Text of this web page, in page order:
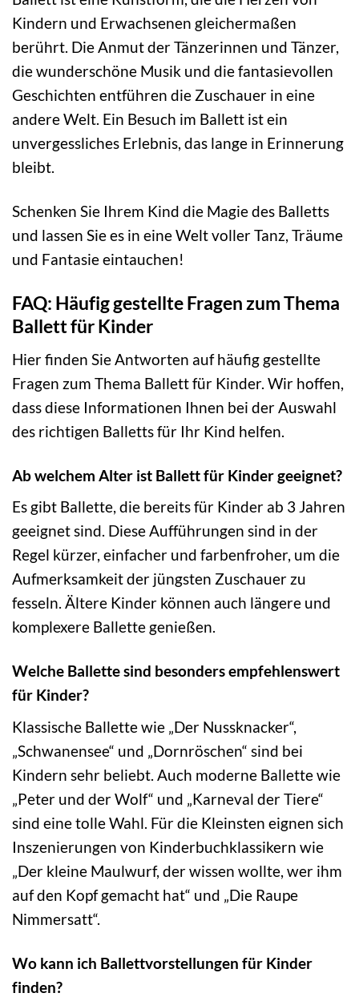
Kindern und Erwachsenen gleichermaßen
berührt. Die Anmut der Tänzerinnen und Tänzer,
die wunderschöne Musik und die fantasievollen
Geschichten entführen die Zuschauer in eine
andere Welt. Ein Besuch im Ballett ist ein
unvergessliches Erlebnis, das lange in Erinnerung
bleibt.
Schenken Sie Ihrem Kind die Magie des Balletts
und lassen Sie es in eine Welt voller Tanz, Träume
und Fantasie eintauchen!
FAQ: Häufig gestellte Fragen zum Thema
Ballett für Kinder
Hier finden Sie Antworten auf häufig gestellte
Fragen zum Thema Ballett für Kinder. Wir hoffen,
dass diese Informationen Ihnen bei der Auswahl
des richtigen Balletts für Ihr Kind helfen.
Ab welchem Alter ist Ballett für Kinder geeignet?
Es gibt Ballette, die bereits für Kinder ab 3 Jahren
geeignet sind. Diese Aufführungen sind in der
Regel kürzer, einfacher und farbenfroher, um die
Aufmerksamkeit der jüngsten Zuschauer zu
fesseln. Ältere Kinder können auch längere und
komplexere Ballette genießen.
Welche Ballette sind besonders empfehlenswert
für Kinder?
Klassische Ballette wie „Der Nussknacker“,
„Schwanensee“ und „Dornröschen“ sind bei
Kindern sehr beliebt. Auch moderne Ballette wie
„Peter und der Wolf“ und „Karneval der Tiere“
sind eine tolle Wahl. Für die Kleinsten eignen sich
Inszenierungen von Kinderbuchklassikern wie
„Der kleine Maulwurf, der wissen wollte, wer ihm
auf den Kopf gemacht hat“ und „Die Raupe
Nimmersatt“.
Wo kann ich Ballettvorstellungen für Kinder
finden?